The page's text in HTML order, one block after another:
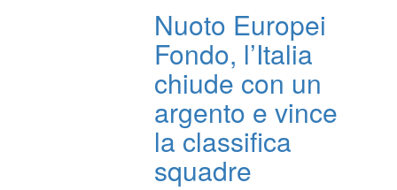
Nuoto Europei
Fondo, l’Italia
chiude con un
argento e vince
la classifica
squadre